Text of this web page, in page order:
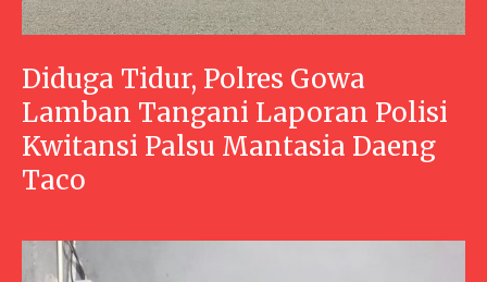
Diduga Tidur, Polres Gowa
Lamban Tangani Laporan Polisi
Kwitansi Palsu Mantasia Daeng
Taco